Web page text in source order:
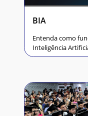
BIA
Entenda como
Inteligência